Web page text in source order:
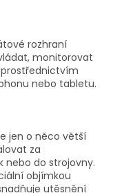
rozhraní
monitorovat
nebo tabletu.
jen o něco větší
za
nebo do strojovny.
objímkou
utěsnění